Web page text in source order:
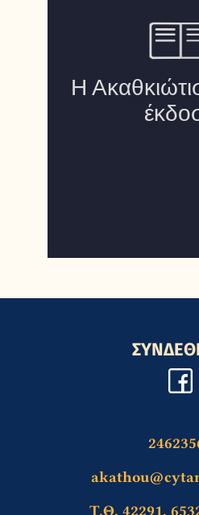
Τ.Θ. 42291,